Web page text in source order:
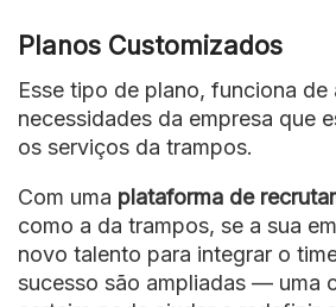
Planos Customizados
Esse tipo de plano, funciona
necessidades da empresa que
os serviços da trampos.
Com uma plataforma de
como a da trampos, se a sua
novo talento para integrar o
sucesso são ampliadas — uma